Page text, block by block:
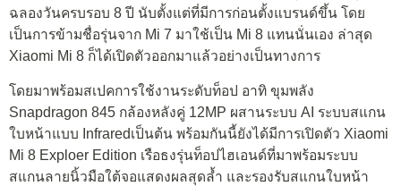
ฉลองวันครบรอบ 8 ปี นับตั้งแต่ที่มีการก่อนตั้งแบรนด์ขึ้น โดย
เป็นการข้ามชื่อรุ่นจาก Mi 7 มาใช้เป็น Mi 8 แทนนั่นเอง ล่าสุด
Xiaomi Mi 8 ก็ได้เปิดตัวออกมาแล้วอย่างเป็นทางการ
โดยมาพร้อมสเปคการใช้งานระดับท็อป อาทิ ขุมพลัง
Snapdragon 845 กล้องหลังคู่ 12MP ผสานระบบ AI ระบบสแกน
ใบหน้าแบบ Infraredเป็นต้น พร้อมกันนี้ยังได้มีการเปิดตัว Xiaomi
Mi 8 Exploer Edition เรือธงรุ่นท็อปไฮเอนด์ที่มาพร้อมระบบ
สแกนลายนิ้วมือใต้จอแสดงผลสุดล้ำ และรองรับสแกนใบหน้า